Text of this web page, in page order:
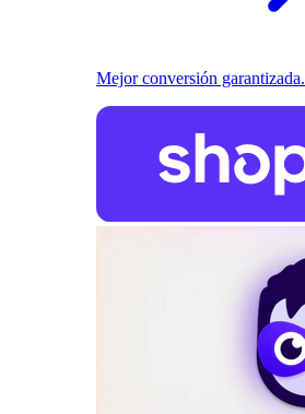
Mejor conversión garantizada.